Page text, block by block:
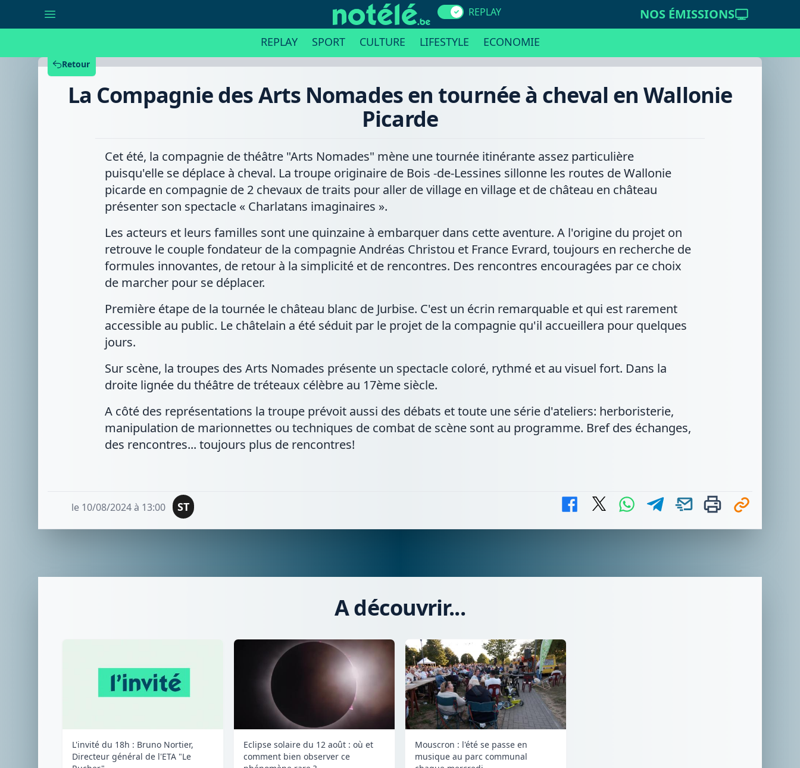
REPLAY NOS ÉMISSIONS
REPLAY SPORT CULTURE LIFESTYLE ECONOMIE
Retour
La Compagnie des Arts Nomades en tournée à cheval en Wallonie
Picarde
Cet été, la compagnie de théâtre "Arts Nomades" mène une tournée itinérante assez particulière
puisqu'elle se déplace à cheval. La troupe originaire de Bois -de-Lessines sillonne les routes de Wallonie
picarde en compagnie de 2 chevaux de traits pour aller de village en village et de château en château
présenter son spectacle « Charlatans imaginaires ».
Les acteurs et leurs familles sont une quinzaine à embarquer dans cette aventure. A l'origine du projet on
retrouve le couple fondateur de la compagnie Andréas Christou et France Evrard, toujours en recherche de
formules innovantes, de retour à la simplicité et de rencontres. Des rencontres encouragées par ce choix
de marcher pour se déplacer.
Première étape de la tournée le château blanc de Jurbise. C'est un écrin remarquable et qui est rarement
accessible au public. Le châtelain a été séduit par le projet de la compagnie qu'il accueillera pour quelques
jours.
Sur scène, la troupes des Arts Nomades présente un spectacle coloré, rythmé et au visuel fort. Dans la
droite lignée du théâtre de tréteaux célèbre au 17ème siècle.
A côté des représentations la troupe prévoit aussi des débats et toute une série d'ateliers: herboristerie,
manipulation de marionnettes ou techniques de combat de scène sont au programme. Bref des échanges,
des rencontres... toujours plus de rencontres!
le 10/08/2024 à 13:00 ST
A découvrir...
L'invité du 18h : Bruno Nortier,
Directeur général de l'ETA "Le
Eclipse solaire du 12 août : où et
comment bien observer ce
Mouscron : l'été se passe en
musique au parc communal